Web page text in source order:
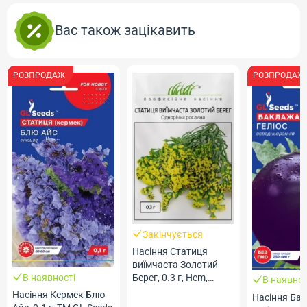
Вас також зацікавить
РОЗПРОДАЖ
В наявності
Насіння Кермек Блю
Закінчується
Насіння Статиця
виїмчаста Золотий
Берег, 0.3 г, Hem,
РОЗПРОДАЖ
В
Насіння